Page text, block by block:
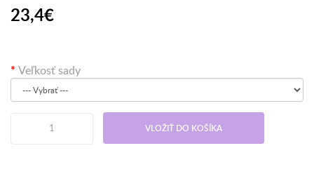
23,4€
Veľkosť sady
VLOŽIŤ DO KOŠÍKA